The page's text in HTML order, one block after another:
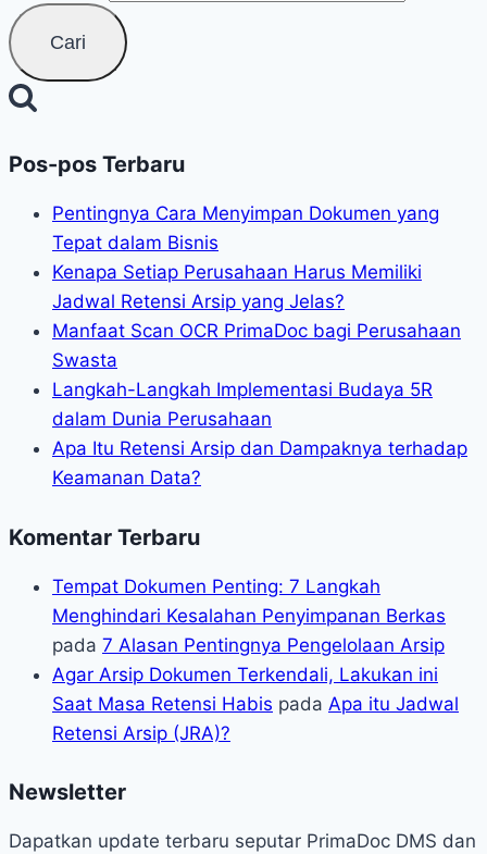
Pos-pos Terbaru
Pentingnya Cara Menyimpan Dokumen yang
Tepat dalam Bisnis
Kenapa Setiap Perusahaan Harus Memiliki
Jadwal Retensi Arsip yang Jelas?
Manfaat Scan OCR PrimaDoc bagi Perusahaan
Swasta
Langkah-Langkah Implementasi Budaya 5R
dalam Dunia Perusahaan
Apa Itu Retensi Arsip dan Dampaknya terhadap
Keamanan Data?
Komentar Terbaru
Tempat Dokumen Penting: 7 Langkah
Menghindari Kesalahan Penyimpanan Berkas
pada 7 Alasan Pentingnya Pengelolaan Arsip
Agar Arsip Dokumen Terkendali, Lakukan ini
Saat Masa Retensi Habis pada Apa itu Jadwal
Retensi Arsip (JRA)?
Newsletter
Dapatkan update terbaru seputar PrimaDoc DMS dan